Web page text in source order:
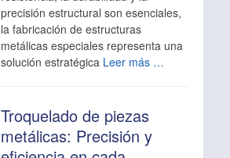
precisión estructural son esenciales,
la fabricación de estructuras
metálicas especiales representa una
solución estratégica Leer más …
Troquelado de piezas
metálicas: Precisión y